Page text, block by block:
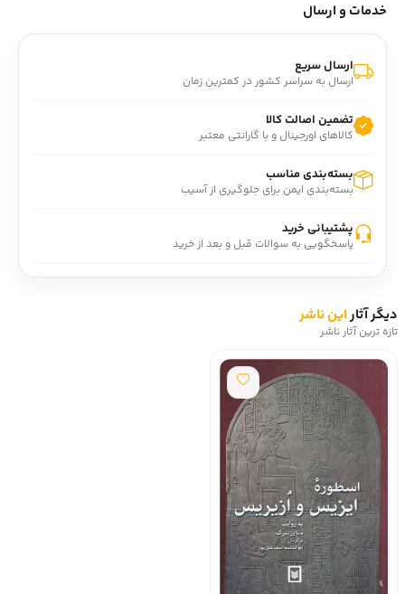
خدمات و ارسال
ارسال سریع
ارسال به سراسر کشور در کمترین زمان
تضمین اصالت کالا
کالاهای اورجینال و با گارانتی معتبر
بسته‌بندی مناسب
بسته‌بندی ایمن برای جلوگیری از آسیب
پشتیبانی خرید
پاسخگویی به سوالات قبل و بعد از خرید
دیگر آثاراین ناشر
تازه ترین آثار ناشر